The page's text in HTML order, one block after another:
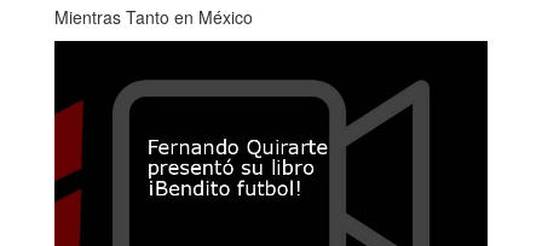
Mientras Tanto en México